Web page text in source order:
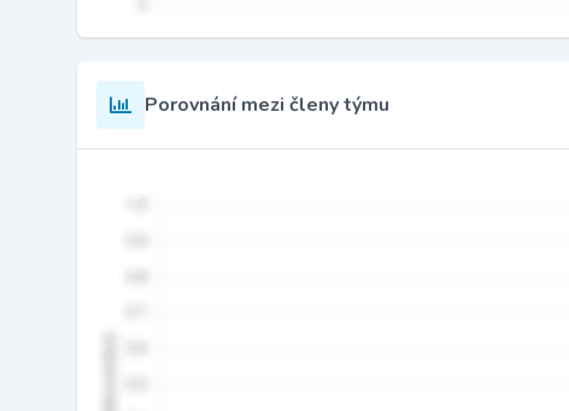
Porovnání mezi členy týmu